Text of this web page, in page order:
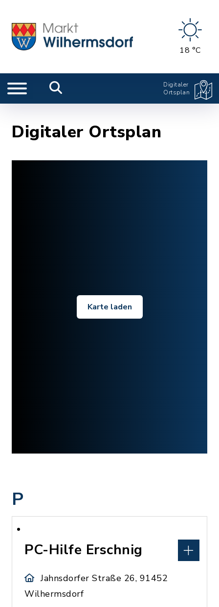
18 °C
Digitaler
Ortsplan
Digitaler Ortsplan
Karte laden
P
PC-Hilfe Erschnig
Jahnsdorfer Straße 26, 91452
Wilhermsdorf